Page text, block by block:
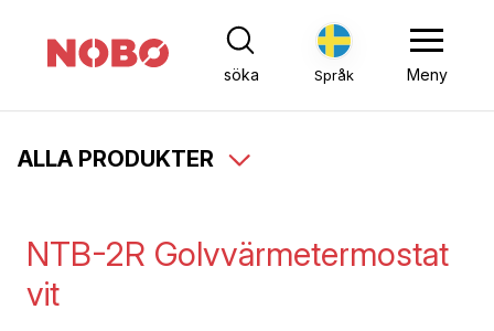
söka Språk Meny
ALLA PRODUKTER
NTB-2R Golvvärmetermostat
vit